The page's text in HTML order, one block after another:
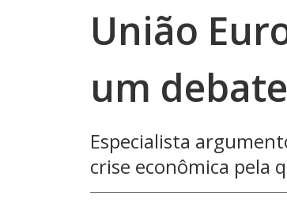
União
um
Especialista
crise econômica pela